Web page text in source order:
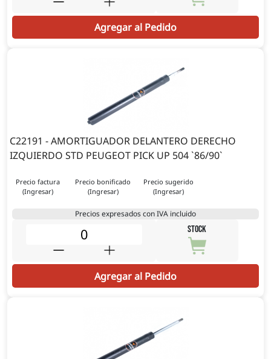
Agregar al Pedido
C22191 - AMORTIGUADOR DELANTERO DERECHO
IZQUIERDO STD PEUGEOT PICK UP 504 `86/90`
Precio factura
(Ingresar)
Precio bonificado
(Ingresar)
Precio sugerido
(Ingresar)
Precios expresados con IVA incluido
STOCK
Agregar al Pedido